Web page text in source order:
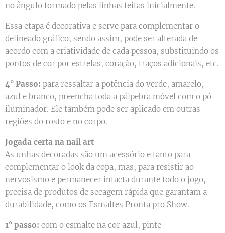
no ângulo formado pelas linhas feitas inicialmente.
Essa etapa é decorativa e serve para complementar o
delineado gráfico, sendo assim, pode ser alterada de
acordo com a criatividade de cada pessoa, substituindo os
pontos de cor por estrelas, coração, traços adicionais, etc.
4° Passo: para ressaltar a potência do verde, amarelo,
azul e branco, preencha toda a pálpebra móvel com o pó
iluminador. Ele também pode ser aplicado em outras
regiões do rosto e no corpo.
Jogada certa na nail art
As unhas decoradas são um acessório e tanto para
complementar o look da copa, mas, para resistir ao
nervosismo e permanecer intacta durante todo o jogo,
precisa de produtos de secagem rápida que garantam a
durabilidade, como os Esmaltes Pronta pro Show.
1° passo: com o esmalte na cor azul, pinte